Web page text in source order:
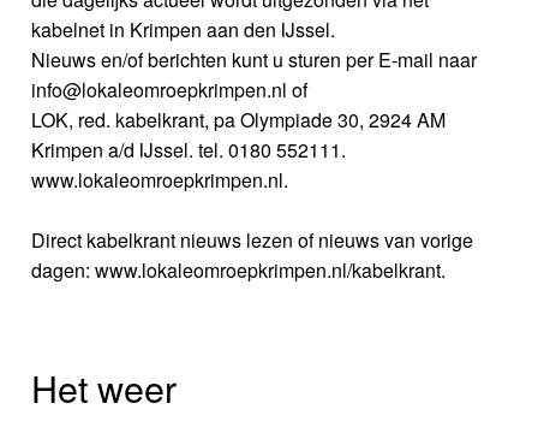
kabelnet in Krimpen aan den IJssel.
Nieuws en/of berichten kunt u sturen per E-mail naar
info@lokaleomroepkrimpen.nl of
LOK, red. kabelkrant, pa Olympiade 30, 2924 AM
Krimpen a/d IJssel. tel. 0180 552111.
www.lokaleomroepkrimpen.nl.
Direct kabelkrant nieuws lezen of nieuws van vorige
dagen: www.lokaleomroepkrimpen.nl/kabelkrant.
Het weer